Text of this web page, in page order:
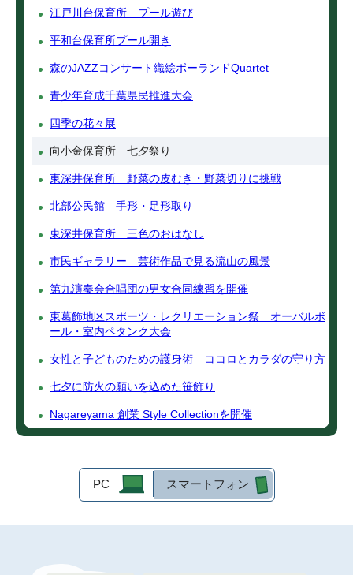
江戸川台保育所 プール遊び
平和台保育所プール開き
森のJAZZコンサート織絵ボーランドQuartet
青少年育成千葉県民推進大会
四季の花々展
向小金保育所 七夕祭り
東深井保育所 野菜の皮むき・野菜切りに挑戦
北部公民館 手形・足形取り
東深井保育所 三色のおはなし
市民ギャラリー 芸術作品で見る流山の風景
第九演奏会合唱団の男女合同練習を開催
東葛飾地区スポーツ・レクリエーション祭 オーバルボ
ール・室内ペタンク大会
女性と子どものための護身術 ココロとカラダの守り方
七夕に防火の願いを込めた笹飾り
Nagareyama 創業 Style Collectionを開催
PC スマートフォン